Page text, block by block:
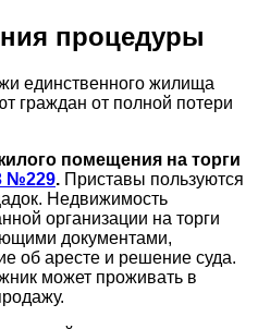
процедуры
единственного жилища
граждан от полной потери
помещения на торги
№229. Приставы пользуются
Недвижимость
организации на торги
документами,
об аресте и решение суда.
может проживать в